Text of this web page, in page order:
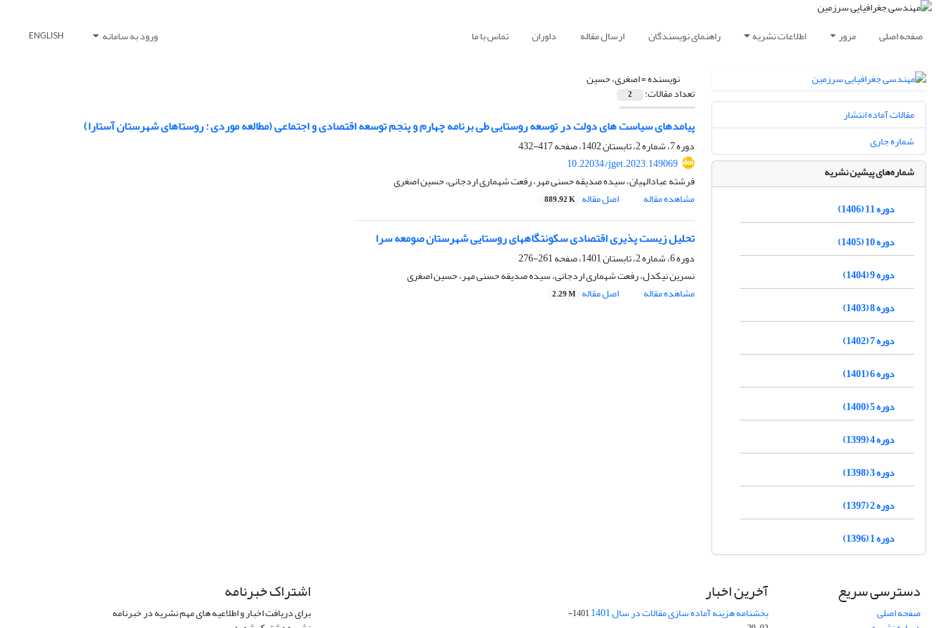
صفحه اصلی مرور اطلاعات نشریه راهنمای نویسندگان ارسال مقاله داوران تماس با ما ورود به سامانه ENGLISH
نویسنده =اصغری، حسین
تعداد مقالات: 2
پیامدهای سیاست های دولت در توسعه روستایی طی برنامه چهارم و پنجم توسعه اقتصادی و اجتماعی (مطالعه موردی : روستاهای شهرستان آستارا)
دوره 7، شماره 2، تابستان 1402، صفحه
417-432
10.22034/jget.2023.149069
فرشته عبادالهیان، سیده صدیقه حسنی مهر، رفعت شهماری اردجانی، حسین اصغری
مشاهده مقاله
اصل مقاله 889.92 K
تحلیل زیست پذیری اقتصادی سکونتگاههای روستایی شهرستان صومعه سرا
دوره 6، شماره 2، تابستان 1401، صفحه
261-276
نسرین نیکدل، رفعت شهماری اردجانی، سیده صدیقه حسنی مهر، حسین اصغری
مشاهده مقاله
اصل مقاله 2.29 M
مقالات آماده انتشار
شماره جاری
شماره‌های پیشین نشریه
دوره 11 (1406)
دوره 10 (1405)
دوره 9 (1404)
دوره 8 (1403)
دوره 7 (1402)
دوره 6 (1401)
دوره 5 (1400)
دوره 4 (1399)
دوره 3 (1398)
دوره 2 (1397)
دوره 1 (1396)
دسترسی سریع
صفحه اصلی
آخرین اخبار
بخشنامه هزینه آماده سازی مقالات در سال 1401
1401-
اشتراک خبرنامه
برای دریافت اخبار و اطلاعیه های مهم نشریه در خبرنامه